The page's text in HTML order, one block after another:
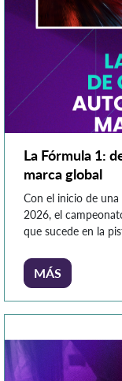
La Fórmula 1:
marca global
Con el inicio de
2026, el
que sucede en la
una presencia
MÁS